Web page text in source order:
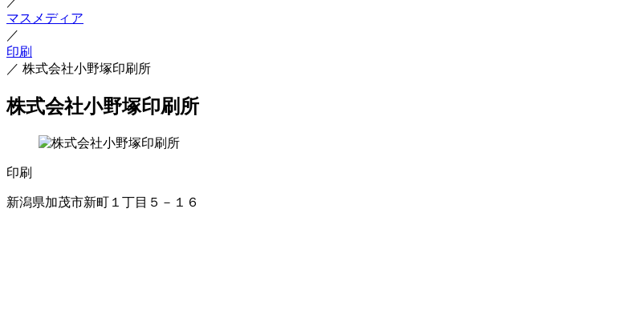
マスメディア
／
印刷
／ 株式会社小野塚印刷所
株式会社小野塚印刷所
印刷
新潟県加茂市新町１丁目５－１６